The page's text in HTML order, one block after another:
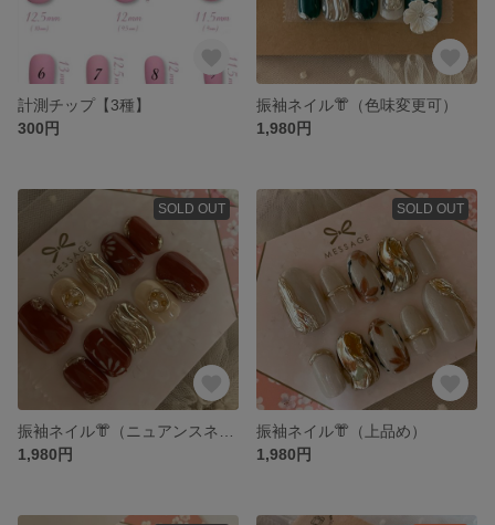
計測チップ【3種】
300円
振袖ネイル👘（色味変更可）
1,980円
SOLD OUT
1,980円
SOLD OUT
振袖ネイル👘（上品め）
1,980円